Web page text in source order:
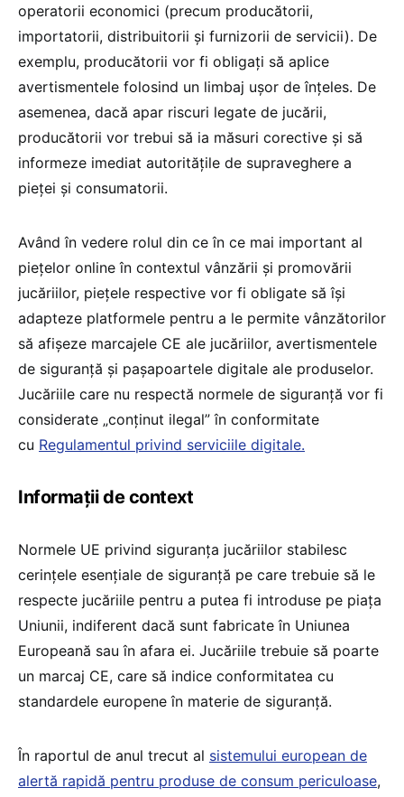
operatorii economici (precum producătorii,
importatorii, distribuitorii și furnizorii de servicii). De
exemplu, producătorii vor fi obligați să aplice
avertismentele folosind un limbaj ușor de înțeles. De
asemenea, dacă apar riscuri legate de jucării,
producătorii vor trebui să ia măsuri corective și să
informeze imediat autoritățile de supraveghere a
pieței și consumatorii.
Având în vedere rolul din ce în ce mai important al
piețelor online în contextul vânzării și promovării
jucăriilor, piețele respective vor fi obligate să își
adapteze platformele pentru a le permite vânzătorilor
să afișeze marcajele CE ale jucăriilor, avertismentele
de siguranță și pașapoartele digitale ale produselor.
Jucăriile care nu respectă normele de siguranță vor fi
considerate „conținut ilegal” în conformitate
cu Regulamentul privind serviciile digitale.
Informații de context
Normele UE privind siguranța jucăriilor stabilesc
cerințele esențiale de siguranță pe care trebuie să le
respecte jucăriile pentru a putea fi introduse pe piața
Uniunii, indiferent dacă sunt fabricate în Uniunea
Europeană sau în afara ei. Jucăriile trebuie să poarte
un marcaj CE, care să indice conformitatea cu
standardele europene în materie de siguranță.
În raportul de anul trecut al sistemului european de
alertă rapidă pentru produse de consum periculoase,